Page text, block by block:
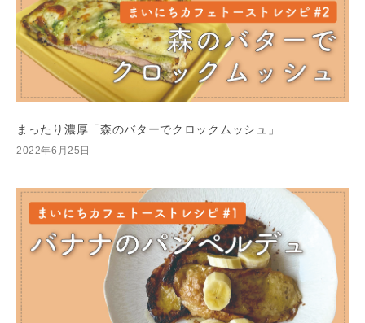
まったり濃厚「森のバターでクロックムッシュ」
2022年6月25日